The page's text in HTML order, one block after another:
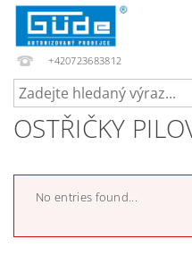
+420723683812
OSTŘIČKY
No entries found...